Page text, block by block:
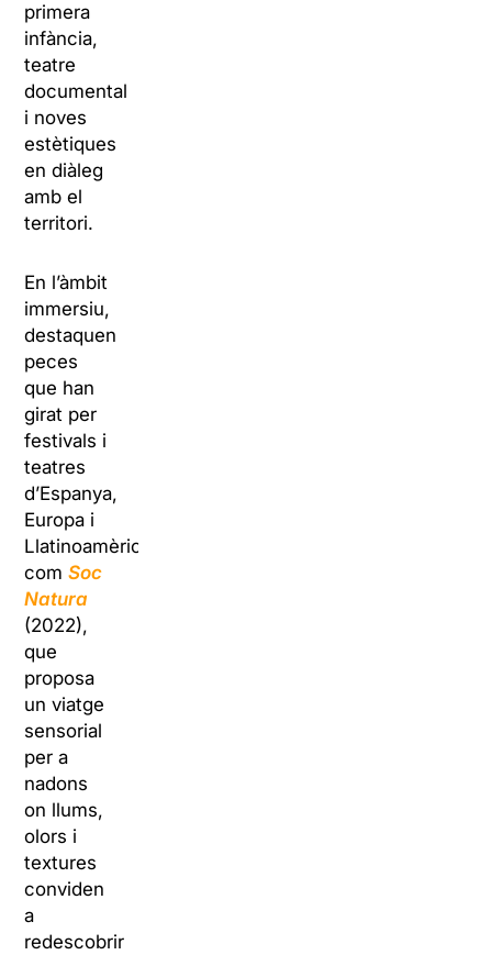
primera
infància,
teatre
documental
i noves
estètiques
en diàleg
amb el
territori.
En l’àmbit
immersiu,
destaquen
peces
que han
girat per
festivals i
teatres
d’Espanya,
Europa i
Llatinoamèrica,
comSoc
Natura
(2022),
que
proposa
un viatge
sensorial
per a
nadons
on llums,
olors i
textures
conviden
a
redescobrir